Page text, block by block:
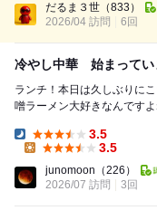
だるま３世 （833）
2026/04 訪問
6回
冷やし中華 始まってい
ランチ！本日は久しぶりにこちらの
噌ラーメン大好きなんです
Dinner:
3.5
3.5
junomoon （226）
2026/07 訪問
3回